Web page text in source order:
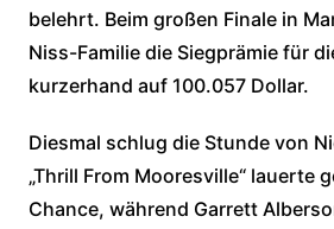
belehrt. Beim großen Finale in
Niss-Familie die Siegprämie für
kurzerhand auf 100.057 Dollar.
Diesmal schlug die Stunde von
„Thrill From Mooresville“ lauerte
Chance, während Garrett